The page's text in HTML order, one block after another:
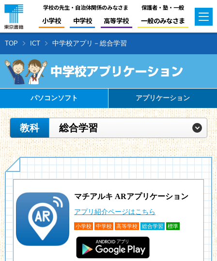
学校の先生・自治体関係のみなさま
小学校 中学校 高等学校
保護者・塾・一般
一般のみなさま
TOP ICT 中学校アプリ－総合学習
パソコンソフト アプリケーション
教科 総合学習
マチアルキ ARアプリケーション
アプリ紹介ページはこちら
小学校 中学校 高等学校 総合学習 標準